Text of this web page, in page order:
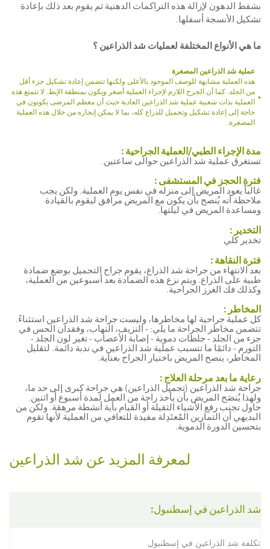
بشفط الدهون لإزالة هذه التراكمات الدهنية ثم يقوم بعد ذلك بإعادة
تشكيل الأنسجة أسفلها.
ما هي الأنواع المختلفة لعمليات شد الذراعين ؟
عملية شد الذراعين المصغرة
هذه العملية مشابهة للوصف الموجود بالأعلى ولكنها تتضمن إعادة تشكيل جزء أقل
من الجلد. كما أن الجرح اللازم لإجراء العملية أصغر ويكون بمنطقة الإبط. لا تتمتع هذه
العملية بذات شعبية عملية شد الذراعين العادية حيث أن معظم المرضى يكونون في
حاجة إلى إعادة تشكيل وتجميل للذراع كله، بما لا يمكن إنجازه من خلال هذه العملية
المصغرة.
مدة الإجراء الطبي/العملية الجراحية :
تستغرق عملية شد الذراعين حوالى ساعتين.
فترة الحجز في المستشفى :
غالباً يعود المريض إلى منزله في نفس يوم العملية. ولكن يجب
ملاحظة أنه يُنصح بأن يكون مع المريض مرافق ليقوم بالقيادة
ومساعدة المريض في ليلتها.
التخدير :
تخدير كلي
فترة النقاهة :
بعد الانتهاء من جراحة شد الذراع، يقوم جراح التجميل بوضع ضمادة
طبية على الذراع. ويتم نزع هذه الضمادة بعد أسبوعين من العملية،
وكذلك فك الغرز الجراحية.
المخاطر :
كل عملية جراحية لها مخاطرها، وليست جراحة شد الذراعين استثناءً.
تتضمن مخاطر الجراحة ما يلي: - النزيف، التهاب، وفقدان الحس في
جزء من الجلد - جلطات دموية - إصابة الأعصاب - تغير لون الجلد -
التورم - دائمًا ما تتسبب عملية شد الذراعين في ندبة دائمة. لتقليل
المخاطر، ينصح المريض باختيار الجراح بعناية.
رعاية ما بعد مرحلة العلاج :
جراحة شد الذراعين (تجميل الذراعين) هي جراحة كبرى إلى حد ما،
ولهذا يُنصَح المريض بأن يأخذ راحة من العمل لمدة أسبوع أو اثنين.
حاول تجنب رفع الأشياء الثقيلة أو القيام بأية أنشطة مرهقة. ولكن من
البديهي أن التمارين المُعتَدِلة مفيدة للتعافي من العملية لأنها تقوم
بتحسين الدورة الدموية.
لمعرفة المزيد عن شد الذراعين
شد
الذراعين
الذراعين
شد الذراعين في إسطنبول:
تكلفة شد الذراعين في إسطنبول